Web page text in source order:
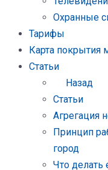
Охранные
Тарифы
Карта покрытия
Статьи
Назад
Статьи
Агрегация
Принцип
город
Что делать